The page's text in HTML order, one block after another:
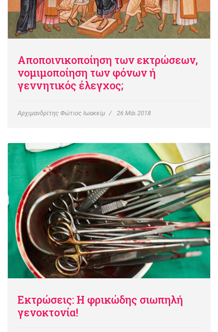
Αποποινικοποίηση των εκτρώσεων,
νομιμοποίηση των φόνων ή
γεννητικός έλεγχος;
Αρχιμανδρίτης Φώτιος Ιωακείμ 26 Μάι 2018
Εκτρώσεις: Η φρικώδης σιωπηλή
γενοκτονία!